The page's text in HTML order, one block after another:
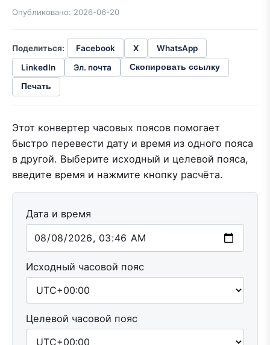
Опубликовано: 2026-06-20
Поделиться: Facebook X
WhatsApp
LinkedIn
Эл. почта Скопировать ссылку
Печать
Этот конвертер часовых поясов помогает
быстро перевести дату и время из одного пояса
в другой. Выберите исходный и целевой пояса,
введите время и нажмите кнопку расчёта.
Дата и время
Исходный часовой пояс
Целевой часовой пояс